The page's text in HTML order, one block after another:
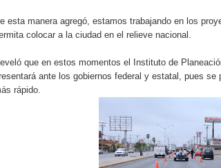
esta manera agregó, estamos trabajando en los
colocar a la ciudad en el relieve nacional.
que en estos momentos el Instituto de
ante los gobiernos federal y estatal, pues
rápido.